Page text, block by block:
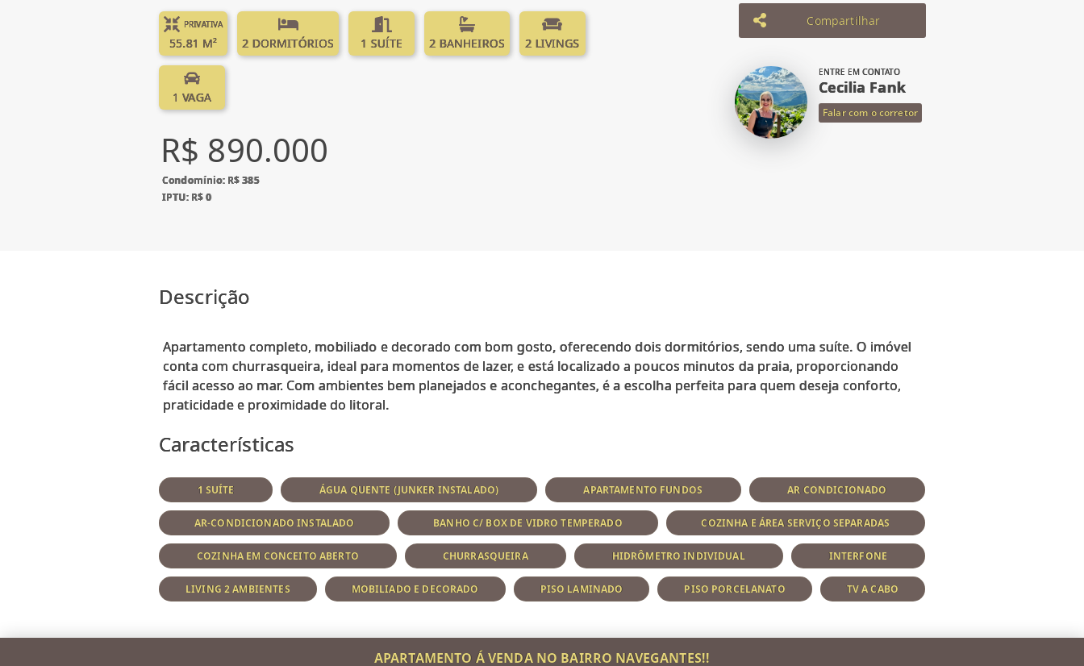
PRIVATIVA
55.81 M² 2 DORMITÓRIOS 1 SUÍTE 2 BANHEIROS 2 LIVINGS
1 VAGA
R$ 890.000
Condomínio: R$ 385
IPTU: R$ 0
Compartilhar
ENTRE EM CONTATO
Cecilia Fank
Falar com o corretor
Descrição
Apartamento completo, mobiliado e decorado com bom gosto, oferecendo dois dormitórios, sendo uma suíte. O imóvel
conta com churrasqueira, ideal para momentos de lazer, e está localizado a poucos minutos da praia, proporcionando
fácil acesso ao mar. Com ambientes bem planejados e aconchegantes, é a escolha perfeita para quem deseja conforto,
Características
1 SUÍTE ÁGUA QUENTE (JUNKER INSTALADO) APARTAMENTO FUNDOS AR CONDICIONADO
AR-CONDICIONADO INSTALADO BANHO C/ BOX DE VIDRO TEMPERADO COZINHA E ÁREA SERVIÇO SEPARADAS
COZINHA EM CONCEITO ABERTO CHURRASQUEIRA HIDRÔMETRO INDIVIDUAL INTERFONE
LIVING 2 AMBIENTES MOBILIADO E DECORADO PISO LAMINADO PISO PORCELANATO TV A CABO
APARTAMENTO Á VENDA NO BAIRRO NAVEGANTES!!